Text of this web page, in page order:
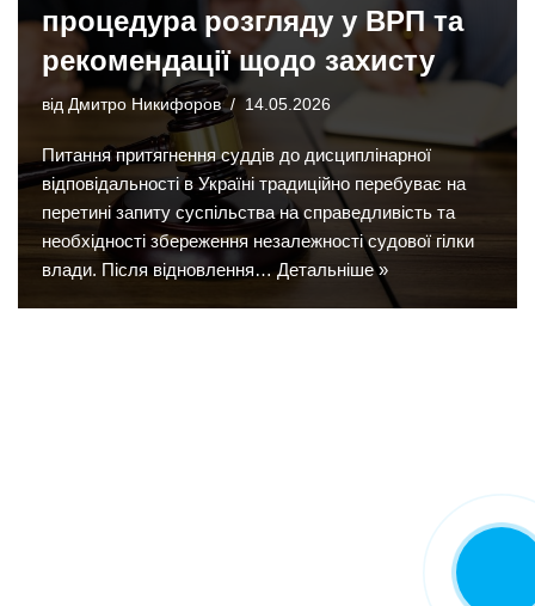
процедура розгляду у ВРП та
рекомендації щодо захисту
від Дмитро Никифоров 14.05.2026
Питання притягнення суддів до дисциплінарної
відповідальності в Україні традиційно перебуває на
перетині запиту суспільства на справедливість та
необхідності збереження незалежності судової гілки
влади. Після відновлення… Детальніше »